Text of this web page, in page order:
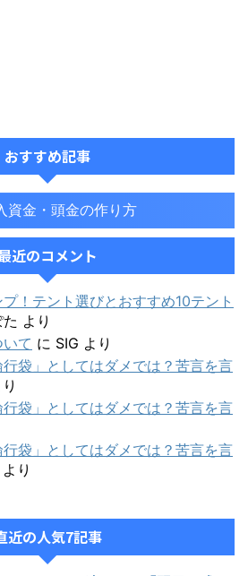
おすすめ記事
資金・頭金の作り方
近のコメント
！テント選びとおすすめ10テント
より
て に SIG より
袋」としてはダメでは？苦言を言
袋」としてはダメでは？苦言を言
袋」としてはダメでは？苦言を言
より
近の人気7記事